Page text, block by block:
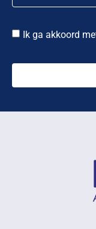
Ik ga akkoord